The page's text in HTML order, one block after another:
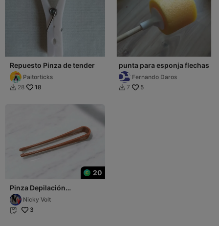
Repuesto Pinza de tender
Paitorticks
 28 18
punta para esponja flechas
Fernando Daros
 7 5
20
Pinza Depilación
Multifunción
Nicky Volt
 3